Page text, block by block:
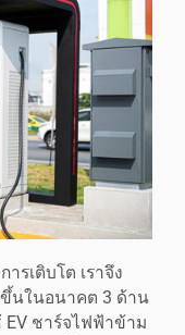
ารเติบโต เราจึง
ขึ้นในอนาคต 3 ด้าน
EV ชาร์จไฟฟ้าข้าม